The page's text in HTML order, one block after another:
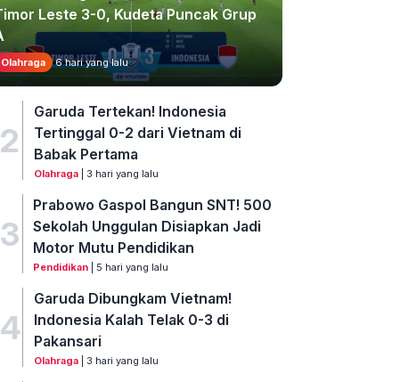
Leste 3-0, Kudeta Puncak Grup
Olahraga 6 hari yang lalu
Garuda Tertekan! Indonesia
Tertinggal 0-2 dari Vietnam di
Babak Pertama
Olahraga| 3 hari yang lalu
Prabowo Gaspol Bangun SNT! 500
Sekolah Unggulan Disiapkan Jadi
Motor Mutu Pendidikan
Pendidikan | 5 hari yang lalu
Garuda Dibungkam Vietnam!
Indonesia Kalah Telak 0-3 di
Pakansari
Olahraga| 3 hari yang lalu